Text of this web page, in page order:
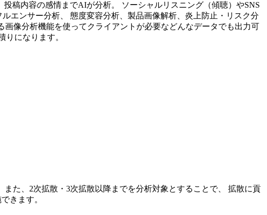
稿内容の感情までAIが分析。 ソーシャルリスニング（傾聴）やSNS
エンサー分析、 態度変容分析、製品画像解析、炎上防止・リスク分
像分析機能を使ってクライアントが必要などんなデータでも出力可
になります。
た、2次拡散・3次拡散以降までを分析対象とすることで、 拡散に貢
きます。